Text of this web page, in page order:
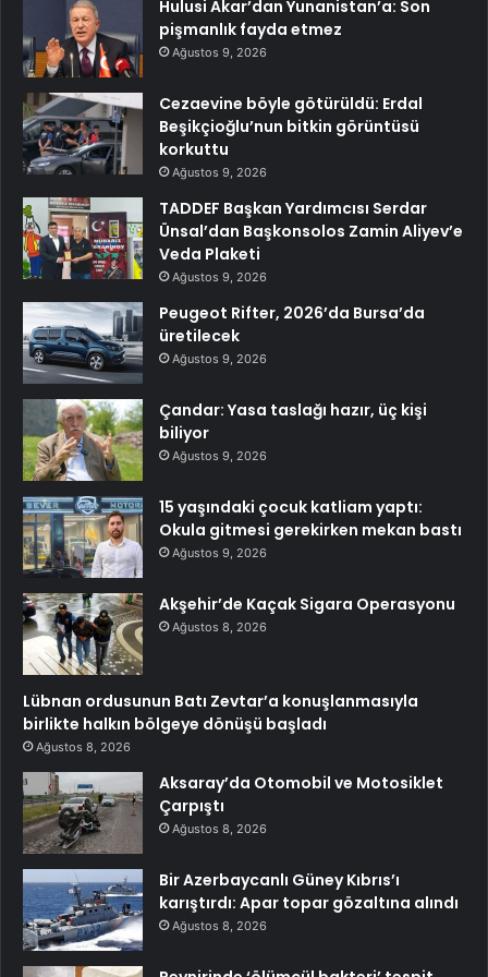
Hulusi Akar’dan Yunanistan’a: Son
pişmanlık fayda etmez
Ağustos 9, 2026
Cezaevine böyle götürüldü: Erdal
Beşikçioğlu’nun bitkin görüntüsü
korkuttu
Ağustos 9, 2026
TADDEF Başkan Yardımcısı Serdar
Ünsal’dan Başkonsolos Zamin Aliyev’e
Veda Plaketi
Ağustos 9, 2026
Peugeot Rifter, 2026’da Bursa’da
üretilecek
Ağustos 9, 2026
Çandar: Yasa taslağı hazır, üç kişi
biliyor
Ağustos 9, 2026
15 yaşındaki çocuk katliam yaptı:
Okula gitmesi gerekirken mekan bastı
Ağustos 9, 2026
Akşehir’de Kaçak Sigara Operasyonu
Ağustos 8, 2026
Lübnan ordusunun Batı Zevtar’a konuşlanmasıyla
birlikte halkın bölgeye dönüşü başladı
Ağustos 8, 2026
Aksaray’da Otomobil ve Motosiklet
Çarpıştı
Ağustos 8, 2026
Bir Azerbaycanlı Güney Kıbrıs’ı
karıştırdı: Apar topar gözaltına alındı
Ağustos 8, 2026